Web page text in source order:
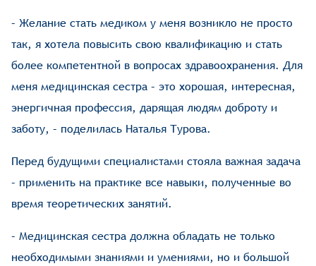
– Желание стать медиком у меня возникло не просто
так, я хотела повысить свою квалификацию и стать
более компетентной в вопросах здравоохранения. Для
меня медицинская сестра – это хорошая, интересная,
энергичная профессия, дарящая людям доброту и
заботу, – поделилась Наталья Турова.
Перед будущими специалистами стояла важная задача
– применить на практике все навыки, полученные во
время теоретических занятий.
– Медицинская сестра должна обладать не только
необходимыми знаниями и умениями, но и большой